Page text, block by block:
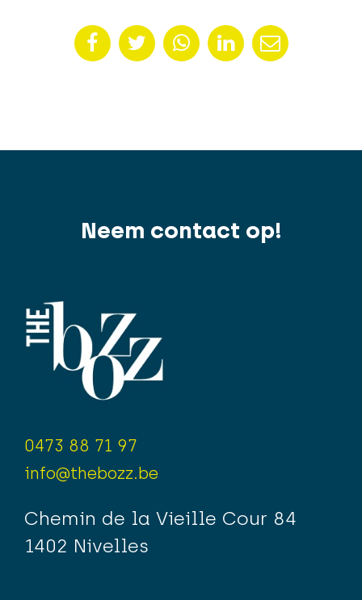
Neem contact op!
0473 88 71 97
info@thebozz.be
Chemin de la Vieille Cour 84
1402 Nivelles